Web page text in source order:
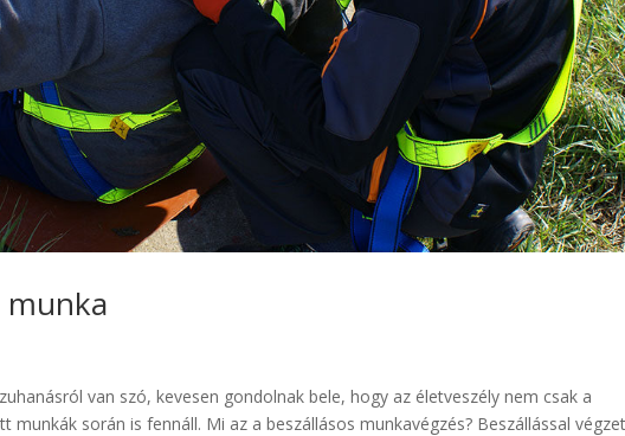
munka
van szó, kevesen gondolnak bele, hogy az életveszély nem csak a
munkák során is fennáll. Mi az a beszállásos munkavégzés? Beszállással